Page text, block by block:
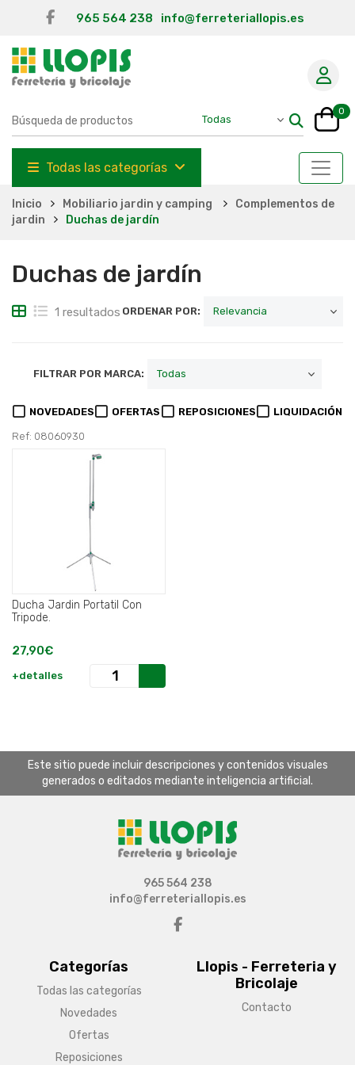
965 564 238 info@ferreteriallopis.es
0
Todas las categorías
Inicio Mobiliario jardin y camping
Complementos de
jardin
Duchas de jardín
Duchas de jardín
1 resultados ORDENAR POR:
FILTRAR POR MARCA:
NOVEDADES OFERTAS REPOSICIONES LIQUIDACIÓN
Ref: 08060930
Ducha Jardin Portatil Con
Tripode.
27,90€
+detalles
Este sitio puede incluir descripciones y contenidos visuales
generados o editados mediante inteligencia artificial.
Categorías
Todas las categorías
Novedades
Ofertas
Reposiciones
Llopis - Ferreteria y
Bricolaje
Contacto
965 564 238
info@ferreteriallopis.es